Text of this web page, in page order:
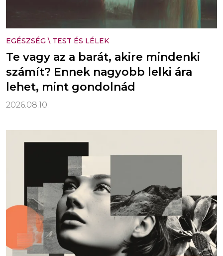
EGÉSZSÉG \ TEST ÉS LÉLEK
Te vagy az a barát, akire mindenki
számít? Ennek nagyobb lelki ára
lehet, mint gondolnád
2026.08.10.